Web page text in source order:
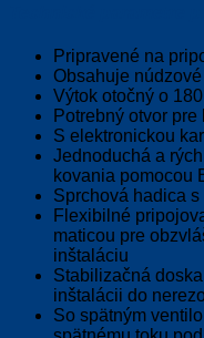
Pripravené na
Obsahuje
Výtok otočný o
Potrebný otvor
S elektronickou
Jednoduchá a
kovania pomocou
Sprchová hadica
Flexibilné
maticou pre
inštaláciu
Stabilizačná
inštalácii do
So spätným